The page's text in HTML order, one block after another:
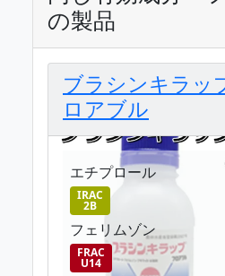
の製品
ブラシンキラッ
ロアブル
エチプロール
IRAC
2B
フェリムゾン
FRAC
U14